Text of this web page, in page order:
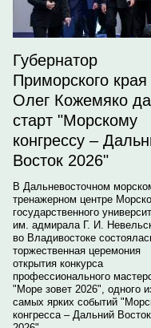
Губернатор
Приморского края
Олег Кожемяко
старт "Морскому
конгрессу –
Восток 2026"
В Дальневосточном
тренажерном центре
государственного
им. адмирала Г. И.
во Владивостоке
торжественная церемония
открытия конкурса
профессионального
"Море зовет 2026", одного
самых ярких событий
конгресса – Дальний Восток